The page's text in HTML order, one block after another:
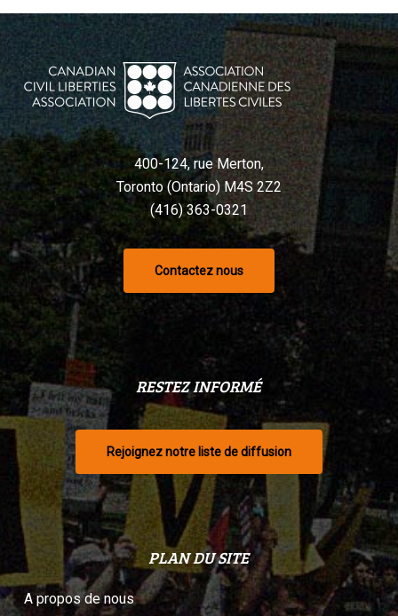
400-124, rue Merton,
Toronto (Ontario) M4S 2Z2
(416) 363-0321
Contactez nous
RESTEZ INFORMÉ
Rejoignez notre liste de diffusion
PLAN DU SITE
A propos de nous